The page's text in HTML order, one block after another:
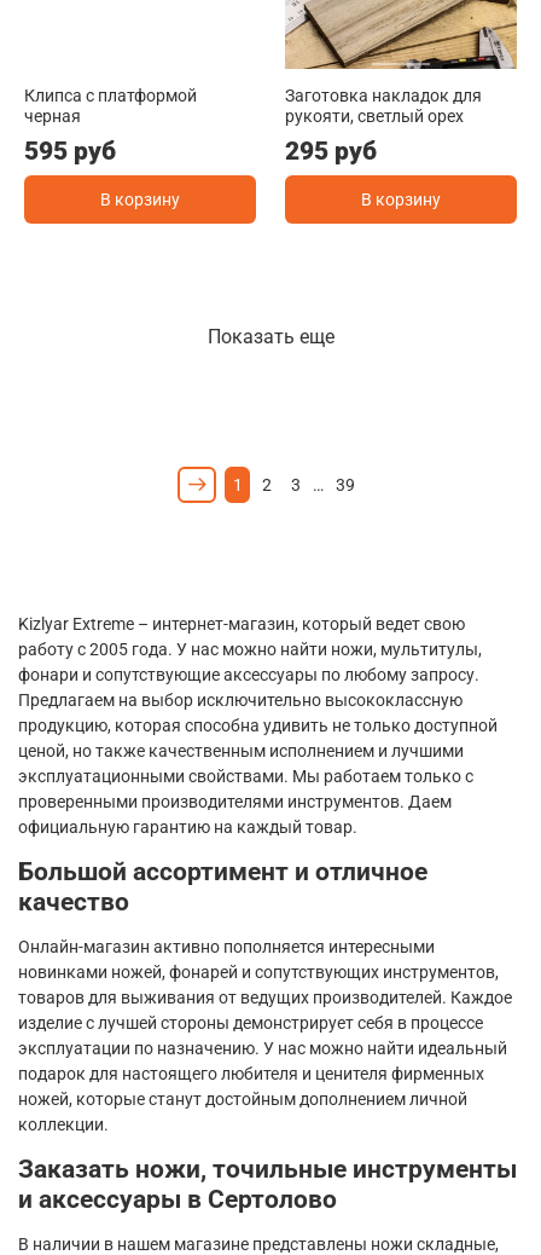
Клипса с платформой
черная
595 руб
В корзину
Заготовка накладок для
рукояти, светлый орех
295 руб
В корзину
Показать еще
1 2 3 … 39
Kizlyar Extreme – интернет-магазин, который ведет свою
работу с 2005 года. У нас можно найти ножи, мультитулы,
фонари и сопутствующие аксессуары по любому запросу.
Предлагаем на выбор исключительно высококлассную
продукцию, которая способна удивить не только доступной
ценой, но также качественным исполнением и лучшими
эксплуатационными свойствами. Мы работаем только с
проверенными производителями инструментов. Даем
официальную гарантию на каждый товар.
Большой ассортимент и отличное
качество
Онлайн-магазин активно пополняется интересными
новинками ножей, фонарей и сопутствующих инструментов,
товаров для выживания от ведущих производителей. Каждое
изделие с лучшей стороны демонстрирует себя в процессе
эксплуатации по назначению. У нас можно найти идеальный
подарок для настоящего любителя и ценителя фирменных
ножей, которые станут достойным дополнением личной
коллекции.
Заказать ножи, точильные инструменты
и аксессуары в Сертолово
В наличии в нашем магазине представлены ножи складные,